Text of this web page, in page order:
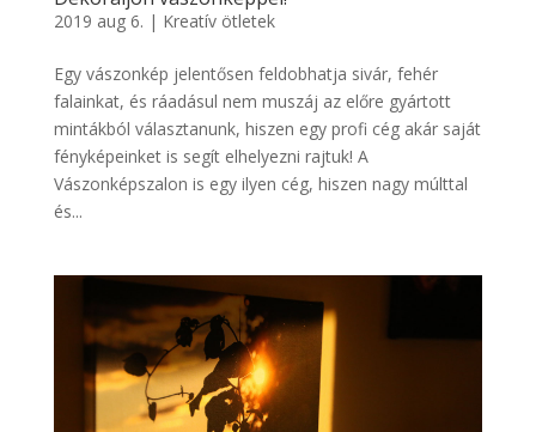
2019 aug 6. | Kreatív ötletek
Egy vászonkép jelentősen feldobhatja sivár, fehér
falainkat, és ráadásul nem muszáj az előre gyártott
mintákból választanunk, hiszen egy profi cég akár saját
fényképeinket is segít elhelyezni rajtuk! A
Vászonképszalon is egy ilyen cég, hiszen nagy múlttal
és...